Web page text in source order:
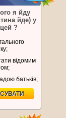
я йду
йде) у
?
відомим
батьків;